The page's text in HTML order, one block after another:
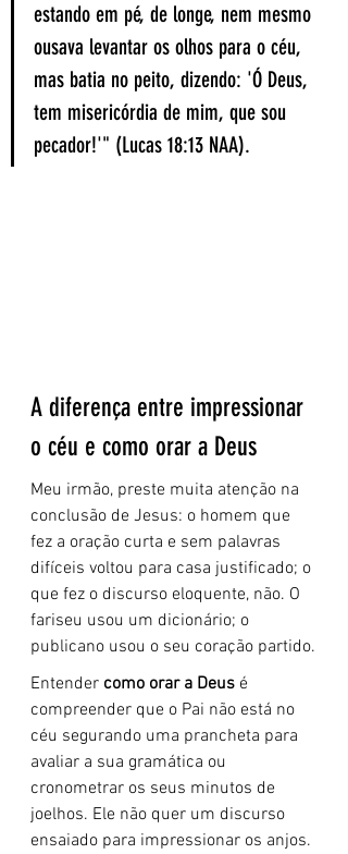
estando em pé, de longe, nem mesmo
ousava levantar os olhos para o céu,
mas batia no peito, dizendo: 'Ó Deus,
tem misericórdia de mim, que sou
pecador!'" (Lucas 18:13 NAA).
A diferença entre impressionar
o céu e como orar a Deus
Meu irmão, preste muita atenção na
conclusão de Jesus: o homem que
fez a oração curta e sem palavras
difíceis voltou para casa justificado; o
que fez o discurso eloquente, não. O
fariseu usou um dicionário; o
publicano usou o seu coração partido.
Entender como orar a Deus é
compreender que o Pai não está no
céu segurando uma prancheta para
avaliar a sua gramática ou
cronometrar os seus minutos de
joelhos. Ele não quer um discurso
ensaiado para impressionar os anjos.